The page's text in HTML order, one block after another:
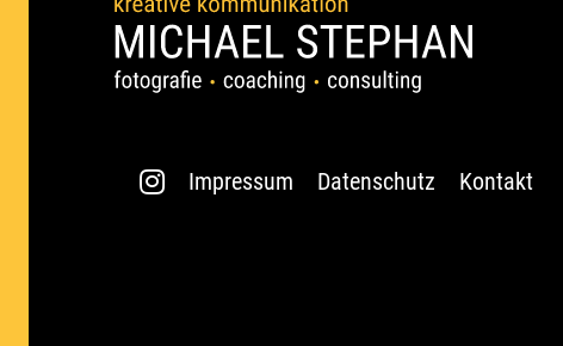
Impressum Datenschutz Kontakt